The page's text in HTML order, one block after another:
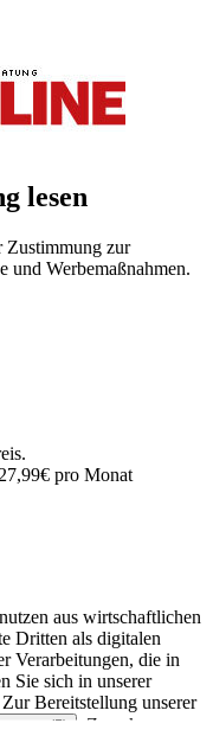
lesen
Zustimmung zur
und Werbemaßnahmen.
pro Monat
aus wirtschaftlichen
Dritten als digitalen
Verarbeitungen, die in
Sie sich in unserer
Zur Bereitstellung unserer
(5)
. Zwecke: